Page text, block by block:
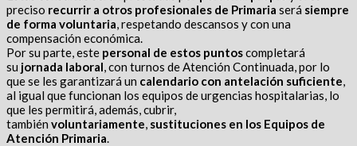
preciso recurrir a otros profesionales de Primaria será siempre
de forma voluntaria, respetando descansos y con una
compensación económica.
Por su parte, este personal de estos puntoscompletará
su jornada laboral, con turnos de Atención Continuada, por lo
que se les garantizará un calendario con antelación suficiente,
al igual que funcionan los equipos de urgencias hospitalarias, lo
que les permitirá, además, cubrir,
también voluntariamente, sustituciones en los Equipos de
Atención Primaria.